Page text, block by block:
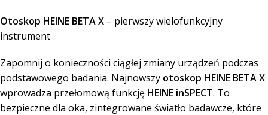
Otoskop HEINE BETA X – pierwszy wielofunkcyjny
instrument
Zapomnij o konieczności ciągłej zmiany urządzeń podczas
podstawowego badania. Najnowszy otoskop HEINE BETA X
wprowadza przełomową funkcję HEINE inSPECT. To
bezpieczne dla oka, zintegrowane światło badawcze, które